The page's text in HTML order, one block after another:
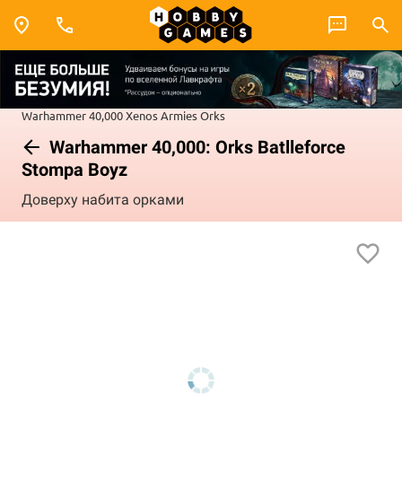
Warhammer 40,000Xenos ArmiesOrks
Warhammer 40,000: Orks Batlleforce
Stompa Boyz
Доверху набита орками